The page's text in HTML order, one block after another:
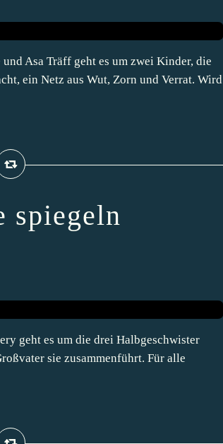
Asa Träff geht es um zwei Kinder, die
ein Netz aus Wut, Zorn und Verrat. Wird
spiegeln
geht es um die drei Halbgeschwister
sie zusammenführt. Für alle